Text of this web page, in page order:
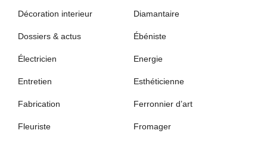
Décoration interieur Diamantaire
Dossiers & actus Ébéniste
Électricien Energie
Entretien Esthéticienne
Fabrication Ferronnier d’art
Fleuriste Fromager